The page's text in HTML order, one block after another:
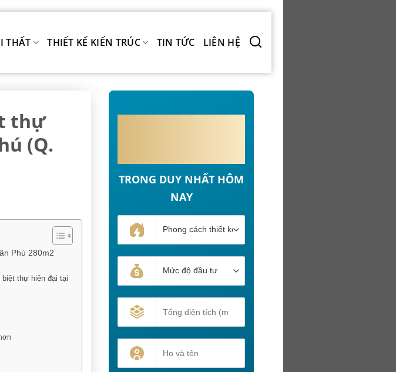
THẤT THIẾT KẾ KIẾN TRÚC TIN TỨC LIÊN HỆ
thự
(Q.
Phú 280m2
thự hiện đại tại
TRONG DUY NHẤT HÔM
NAY